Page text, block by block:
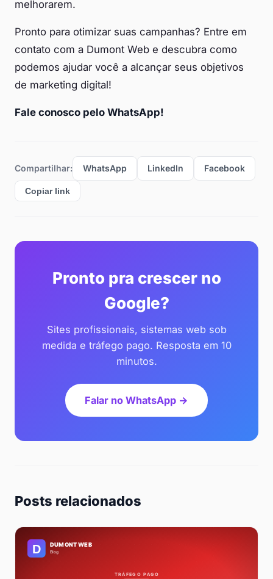
melhorarem.
Pronto para otimizar suas campanhas? Entre em
contato com a Dumont Web e descubra como
podemos ajudar você a alcançar seus objetivos
de marketing digital!
Fale conosco pelo WhatsApp!
Compartilhar: WhatsApp LinkedIn Facebook
Copiar link
Pronto pra crescer no
Google?
Sites profissionais, sistemas web sob
medida e tráfego pago. Resposta em 10
minutos.
Falar no WhatsApp →
Posts relacionados